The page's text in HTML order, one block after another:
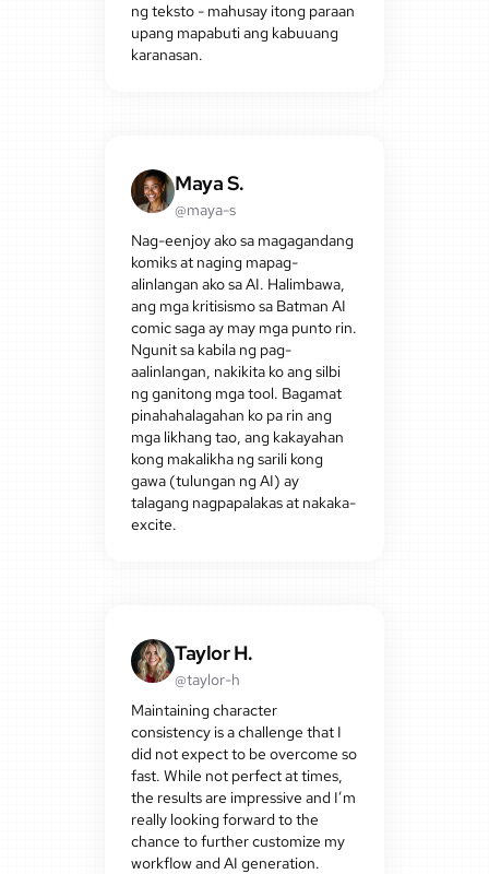
ng teksto - mahusay itong paraan
upang mapabuti ang kabuuang
karanasan.
Maya S.
@maya-s
Nag-eenjoy ako sa magagandang
komiks at naging mapag-
alinlangan ako sa AI. Halimbawa,
ang mga kritisismo sa Batman AI
comic saga ay may mga punto rin.
Ngunit sa kabila ng pag-
aalinlangan, nakikita ko ang silbi
ng ganitong mga tool. Bagamat
pinahahalagahan ko pa rin ang
mga likhang tao, ang kakayahan
kong makalikha ng sarili kong
gawa (tulungan ng AI) ay
talagang nagpapalakas at nakaka-
excite.
Taylor H.
@taylor-h
Maintaining character
consistency is a challenge that I
did not expect to be overcome so
fast. While not perfect at times,
the results are impressive and I’m
really looking forward to the
chance to further customize my
workflow and AI generation.